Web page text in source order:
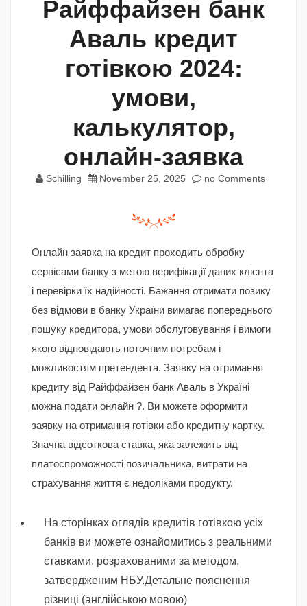
Райффайзен банк
Аваль кредит
готівкою 2024:
умови,
калькулятор,
онлайн-заявка
Schilling November 25, 2025 no Comments
Онлайн заявка на кредит проходить обробку
сервісами банку з метою верифікації даних клієнта
і перевірки їх надійності. Бажання отримати позику
без відмови в банку України вимагає попереднього
пошуку кредитора, умови обслуговування і вимоги
якого відповідають поточним потребам і
можливостям претендента. Заявку на отримання
кредиту від Райффайзен банк Аваль в Україні
можна подати онлайн ?. Ви можете оформити
заявку на отримання готівки або кредитну картку.
Значна відсоткова ставка, яка залежить від
платоспроможності позичальника, витрати на
страхування життя є недоліками продукту.
На сторінках оглядів кредитів готівкою усіх
банків ви можете ознайомитись з реальними
ставками, розрахованими за методом,
затвердженим НБУ.Детальне пояснення
різниці (англійською мовою)